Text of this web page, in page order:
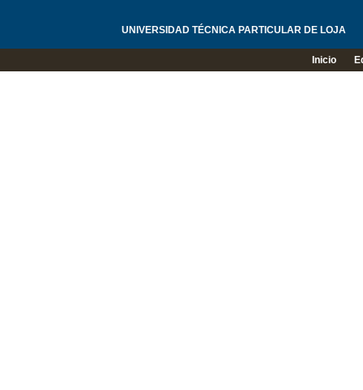
UNIVERSIDAD TÉCNICA PARTICULAR DE LOJA
Inicio